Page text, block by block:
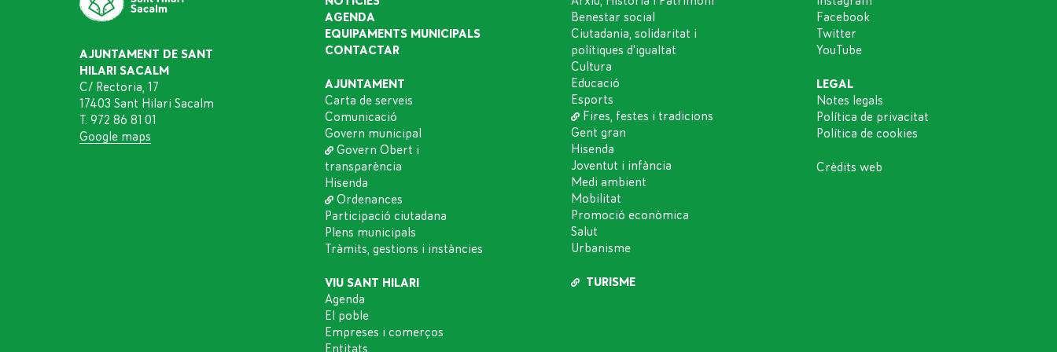
AJUNTAMENT DE SANT
HILARI SACALM
C/ Rectoria, 17
17403 Sant Hilari Sacalm
T. 972 86 81 01
Google maps
AGENDA
EQUIPAMENTS MUNICIPALS
CONTACTAR
AJUNTAMENT
Carta de serveis
Comunicació
Govern municipal
Govern Obert i
transparència
Hisenda
Ordenances
Participació ciutadana
Plens municipals
Tràmits, gestions i instàncies
VIU SANT HILARI
Agenda
El poble
Empreses i comerços
Entitats
Benestar social
Ciutadania, solidaritat i
polítiques d'igualtat
Cultura
Educació
Esports
Fires, festes i tradicions
Gent gran
Hisenda
Joventut i infància
Medi ambient
Mobilitat
Promoció econòmica
Salut
Urbanisme
TURISME
Facebook
Twitter
YouTube
LEGAL
Notes legals
Política de privacitat
Política de cookies
Crèdits web